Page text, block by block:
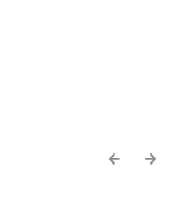
Previous
Next